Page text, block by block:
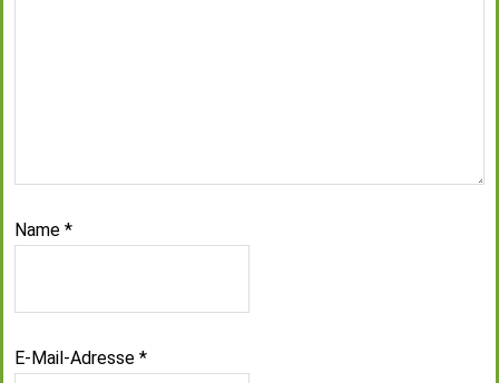
Name *
E-Mail-Adresse *